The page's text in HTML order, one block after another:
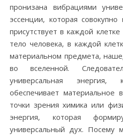
пронизана вибрациями
эссенции, которая
присутствует в каждой
тело человека, в каждой
материальном предмета,
во вселенной.
универсальная
обеспечивает
точки зрения химика или
энергия, которая
универсальный дух. Посему